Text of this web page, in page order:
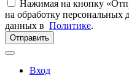
Нажимая на кнопку
на обработку персональных
данных в Политике.
Отправить
Вход